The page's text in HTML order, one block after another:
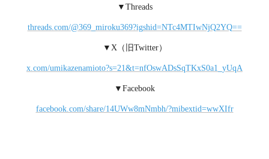
▼Threads
threads.com/@369_miroku369?igshid=NTc4MTIwNjQ2YQ==
▼X（旧Twitter）
x.com/umikazenamioto?s=21&t=nfOswADsSqTKxS0a1_yUqA
▼Facebook
facebook.com/share/14UWw8mNmbh/?mibextid=wwXIfr